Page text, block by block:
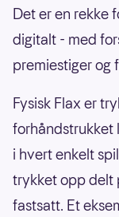
Det er en rekke
digitalt - med
premiestiger og
Fysisk Flax er
forhåndstrukket
i hvert enkelt
trykket opp delt
fastsatt. Et